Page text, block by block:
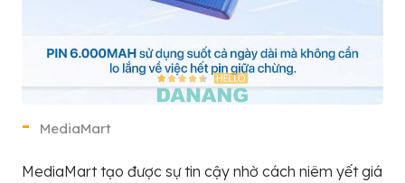
MediaMart
MediaMart tạo được sự tin cậy nhờ cách niêm yết giá